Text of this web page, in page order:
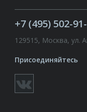
+7 (495) 502-
129515, Москва, ул.
Присоединяйтесь